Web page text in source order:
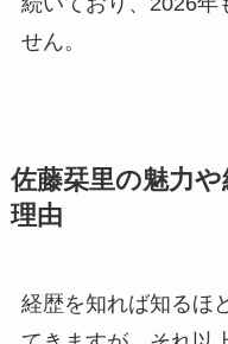
せん。
佐藤栞里の魅力
理由
経歴を知れば知るほ